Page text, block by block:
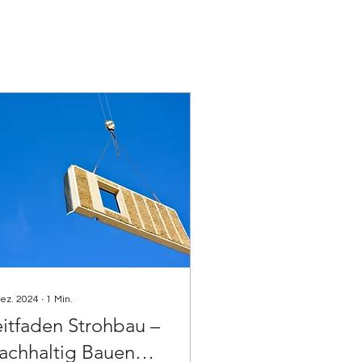
2024 ∙ 1 Min.
Strohbau –
Bauen